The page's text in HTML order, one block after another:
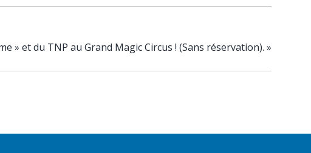
» et du TNP au Grand Magic Circus ! (Sans réservation). »